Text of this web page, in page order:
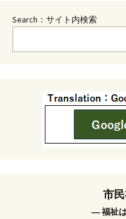
Search：サイト内検索
市
― 福祉